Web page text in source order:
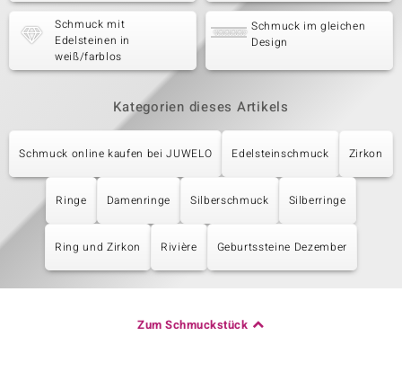
Schmuck mit
Edelsteinen in
weiß/farblos
Schmuck im gleichen
Design
Kategorien dieses Artikels
Schmuck online kaufen bei JUWELO Edelsteinschmuck Zirkon
Ringe Damenringe Silberschmuck Silberringe
Ring und Zirkon Rivière Geburtssteine Dezember
Zum Schmuckstück